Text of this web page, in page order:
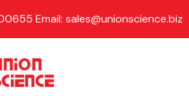
Email: sales@unionscience.biz